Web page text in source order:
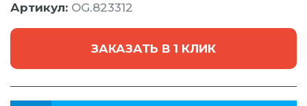
Артикул: OG.823312
ЗАКАЗАТЬ В 1 КЛИК